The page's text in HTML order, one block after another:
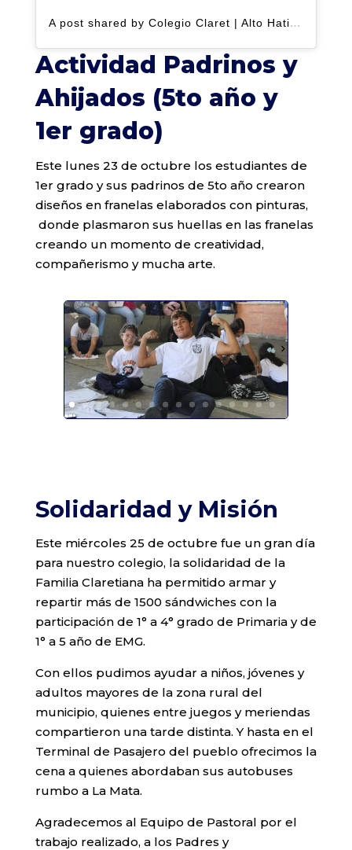
A post shared by Colegio Claret | Alto Hatillo (@clarethatillo)
Actividad Padrinos y
Ahijados (5to año y
1er grado)
Este lunes 23 de octubre los estudiantes de
1er grado y sus padrinos de 5to año crearon
diseños en franelas elaborados con pinturas,
donde plasmaron sus huellas en las franelas
creando un momento de creatividad,
compañerismo y mucha arte.
Solidaridad y Misión
Este miércoles 25 de octubre fue un gran día
para nuestro colegio, la solidaridad de la
Familia Claretiana ha permitido armar y
repartir más de 1500 sándwiches con la
participación de 1° a 4° grado de Primaria y de
1° a 5 año de EMG.
Con ellos pudimos ayudar a niños, jóvenes y
adultos mayores de la zona rural del
municipio, quienes entre juegos y meriendas
compartieron una tarde distinta. Y hasta en el
Terminal de Pasajero del pueblo ofrecimos la
cena a quienes abordaban sus autobuses
rumbo a La Mata.
Agradecemos al Equipo de Pastoral por el
trabajo realizado, a los Padres y